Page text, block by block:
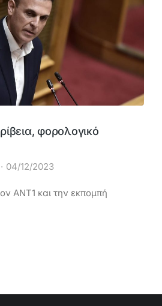
φορολογικό
04/12/2023
ΑΝΤ1 και την εκπομπή